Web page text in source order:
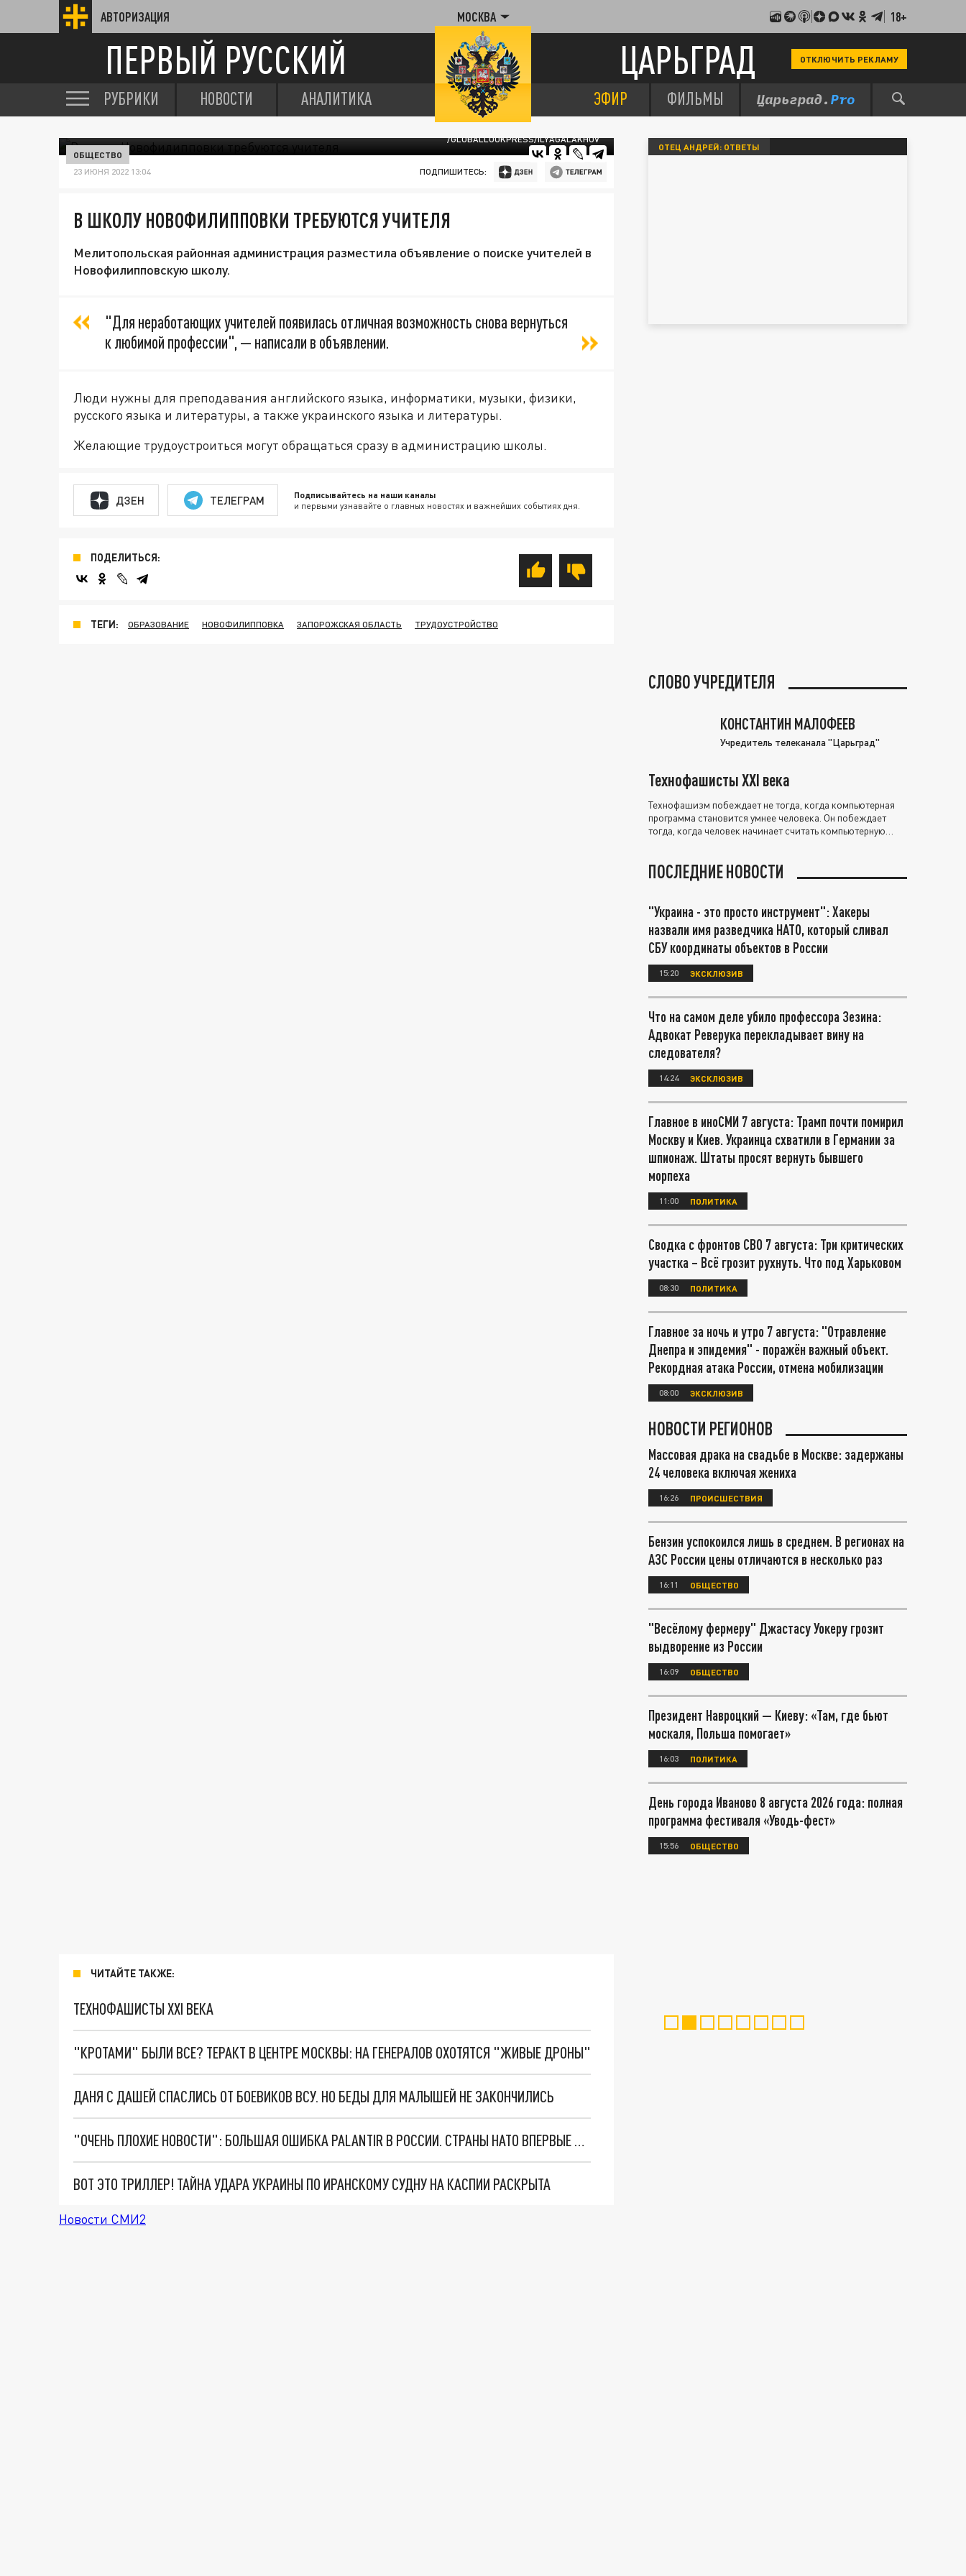
АВТОРИЗАЦИЯ МОСКВА 18+
ПЕРВЫЙ РУССКИЙ ЦАРЬГРАД ОТКЛЮЧИТЬ РЕКЛАМУ
РУБРИКИ НОВОСТИ АНАЛИТИКА ЭФИР ФИЛЬМЫ
/GLOBALLOOKPRESS/ILYAGALAKHOV
ОБЩЕСТВО
23 ИЮНЯ 2022 13:04 ПОДПИШИТЕСЬ:
В ШКОЛУ НОВОФИЛИППОВКИ ТРЕБУЮТСЯ УЧИТЕЛЯ
Мелитопольская районная администрация разместила объявление о поиске учителей в
Новофилипповскую школу.
"Для неработающих учителей появилась отличная возможность снова вернуться
к любимой профессии", — написали в объявлении.
Люди нужны для преподавания английского языка, информатики, музыки, физики,
русского языка и литературы, а также украинского языка и литературы.
Желающие трудоустроиться могут обращаться сразу в администрацию школы.
ДЗЕН ТЕЛЕГРАМ Подписывайтесь на наши каналы
и первыми узнавайте о главных новостях и важнейших событиях дня.
ПОДЕЛИТЬСЯ:
ТЕГИ: ОБРАЗОВАНИЕ НОВОФИЛИППОВКА ЗАПОРОЖСКАЯ ОБЛАСТЬ ТРУДОУСТРОЙСТВО
ЧИТАЙТЕ ТАКЖЕ:
ТЕХНОФАШИСТЫ XXI ВЕКА
"КРОТАМИ" БЫЛИ ВСЕ? ТЕРАКТ В ЦЕНТРЕ МОСКВЫ: НА ГЕНЕРАЛОВ ОХОТЯТСЯ "ЖИВЫЕ ДРОНЫ"
ДАНЯ С ДАШЕЙ СПАСЛИСЬ ОТ БОЕВИКОВ ВСУ. НО БЕДЫ ДЛЯ МАЛЫШЕЙ НЕ ЗАКОНЧИЛИСЬ
"ОЧЕНЬ ПЛОХИЕ НОВОСТИ": БОЛЬШАЯ ОШИБКА PALANTIR В РОССИИ. СТРАНЫ НАТО ВПЕРВЫЕ ЗА СВО ОСТАНОВИЛИ ПОСТАВКИ ОРУЖИЯ. ВСУ ТЕРЯЮТ ПРИГРАНИЧЬЕ?
ВОТ ЭТО ТРИЛЛЕР! ТАЙНА УДАРА УКРАИНЫ ПО ИРАНСКОМУ СУДНУ НА КАСПИИ РАСКРЫТА
Новости СМИ2
ОТЕЦ АНДРЕЙ: ОТВЕТЫ
СЛОВО УЧРЕДИТЕЛЯ
КОНСТАНТИН МАЛОФЕЕВ
Учредитель телеканала "Царьград"
Технофашисты XXI века
Технофашизм побеждает не тогда, когда компьютерная
программа становится умнее человека. Он побеждает
тогда, когда человек начинает считать компьютерную
ПОСЛЕДНИЕ НОВОСТИ
"Украина - это просто инструмент": Хакеры
назвали имя разведчика НАТО, который сливал
СБУ координаты объектов в России
15:20 ЭКСКЛЮЗИВ
Что на самом деле убило профессора Зезина:
Адвокат Реверука перекладывает вину на
следователя?
14:24 ЭКСКЛЮЗИВ
Главное в иноСМИ 7 августа: Трамп почти помирил
Москву и Киев. Украинца схватили в Германии за
шпионаж. Штаты просят вернуть бывшего
морпеха
11:00 ПОЛИТИКА
Сводка с фронтов СВО 7 августа: Три критических
участка – Всё грозит рухнуть. Что под Харьковом
08:30 ПОЛИТИКА
Главное за ночь и утро 7 августа: "Отравление
Днепра и эпидемия" - поражён важный объект.
Рекордная атака России, отмена мобилизации
08:00 ЭКСКЛЮЗИВ
НОВОСТИ РЕГИОНОВ
Массовая драка на свадьбе в Москве: задержаны
24 человека включая жениха
16:26 ПРОИСШЕСТВИЯ
Бензин успокоился лишь в среднем. В регионах на
АЗС России цены отличаются в несколько раз
16:11 ОБЩЕСТВО
"Весёлому фермеру" Джастасу Уокеру грозит
выдворение из России
16:09 ОБЩЕСТВО
Президент Навроцкий — Киеву: «Там, где бьют
москаля, Польша помогает»
16:03 ПОЛИТИКА
День города Иваново 8 августа 2026 года: полная
программа фестиваля «Уводь-фест»
15:56 ОБЩЕСТВО